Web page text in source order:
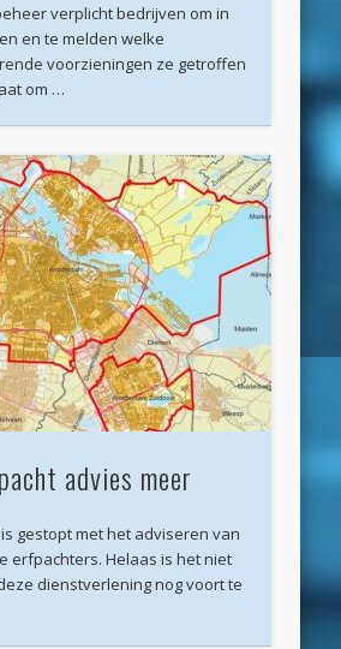
verplicht bedrijven om in
en te melden welke
voorzieningen ze getroffen
om …
advies meer
gestopt met het adviseren van
erfpachters. Helaas is het niet
dienstverlening nog voort te